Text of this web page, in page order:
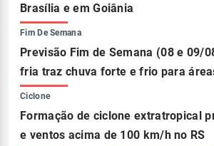
Brasília e em Goiânia
Fim De Semana
Previsão Fim de Semana (08 e 09/
fria traz chuva forte e frio para
Ciclone
Formação de ciclone extratropical
e ventos acima de 100 km/h no RS